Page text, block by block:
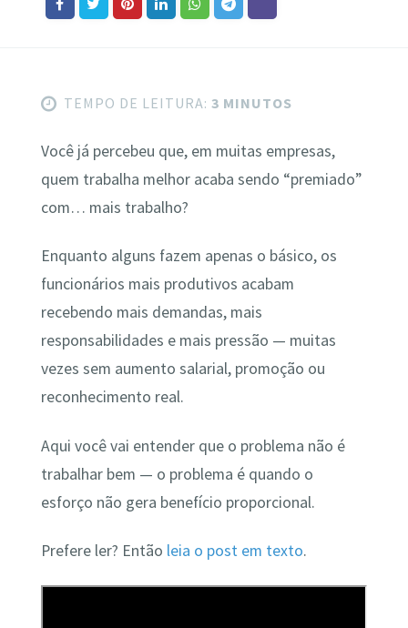
TEMPO DE LEITURA: 3 MINUTOS
Você já percebeu que, em muitas empresas,
quem trabalha melhor acaba sendo “premiado”
com… mais trabalho?
Enquanto alguns fazem apenas o básico, os
funcionários mais produtivos acabam
recebendo mais demandas, mais
responsabilidades e mais pressão — muitas
vezes sem aumento salarial, promoção ou
reconhecimento real.
Aqui você vai entender que o problema não é
trabalhar bem — o problema é quando o
esforço não gera benefício proporcional.
Prefere ler? Então leia o post em texto.